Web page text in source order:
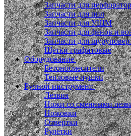
Запчасти для
Запчасти для пил
Запчасти для УШМ
Запчасти для фенов и
Запчасти для
Щетки графитовые
Оборудование
Бетоносмесители
Тепловые пушки
Ручной инструмент
Лезвия
Ножи со сменными
Ножовки
Отвертки
Рулетки